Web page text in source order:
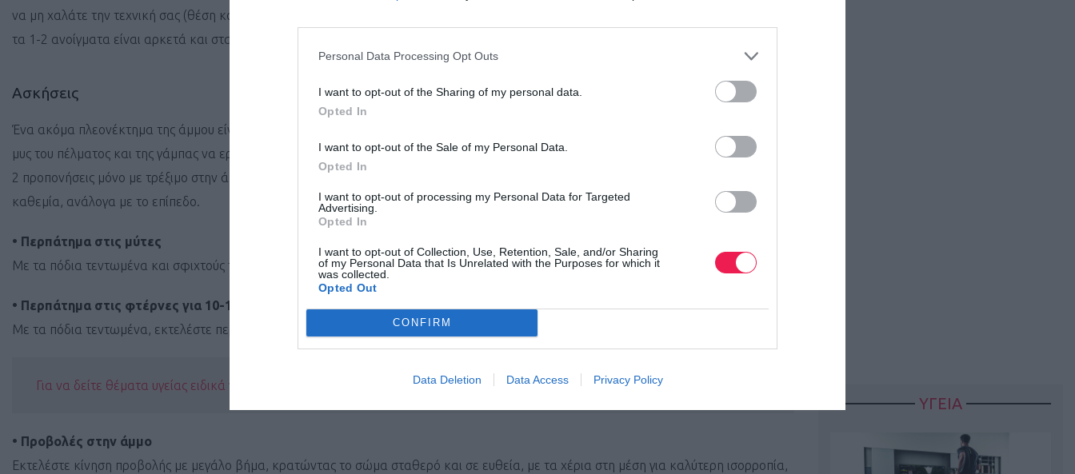
Personal Data Processing Opt Outs
I want to opt-out of the Sharing of my personal data.
Opted In
I want to opt-out of the Sale of my Personal Data.
Opted In
I want to opt-out of processing my Personal Data for Targeted
Advertising.
Opted In
I want to opt-out of Collection, Use, Retention, Sale, and/or Sharing
of my Personal Data that Is Unrelated with the Purposes for which it
was collected.
Opted Out
CONFIRM
Data Deletion Data Access Privacy Policy
να μη χαλάτε την τεχνική σας (θέση κορμού, κίνηση χεριών και ποδιών) και να ασκείτε αρκετή δύναμη με τα πόδια στο έδαφος. Για αρχή
τα 1-2 ανοίγματα είναι αρκετά και σταδιακά μπορείτε να φτάσετε έως 8 ή και 10.
Ασκήσεις
Ένα ακόμα πλεονέκτημα της άμμου είναι ότι μπορεί να αποτελέσει το ιδανικό τερέν για την εκτέλεση ασκήσεων, αφού αναγκάζει τους
μυς του πέλματος και της γάμπας να εργαστούν περισσότερο, εκτελώντας μεγαλύτερες κινήσεις. Αφού, λοιπόν, εκτελέσετε τουλάχιστον 1-
2 προπονήσεις μόνο με τρέξιμο στην άμμο, μπορείτε να προσθέσετε και ασκήσεις ενδυνάμωσης για τα πόδια. Εκτελέστε σε 2-4 σετ την
καθεμία, ανάλογα με το επίπεδο.
• Περπάτημα στις μύτες
Με τα πόδια τεντωμένα και σφιχτούς τετρακέφαλους, εκτελέστε περπάτημα, πατώντας μόνο στις μύτες των ποδιών για 10-15μ.
• Περπάτημα στις φτέρνες για 10-15μ.
Με τα πόδια τεντωμένα, εκτελέστε περπάτημα, πατώντας μόνο στις φτέρνες των ποδιών για 10-15μ.
Για να δείτε θέματα υγείας ειδικά για δρομείς πατήστε εδώ.
• Προβολές στην άμμο
Εκτελέστε κίνηση προβολής με μεγάλο βήμα, κρατώντας το σώμα σταθερό και σε ευθεία, με τα χέρια στη μέση για καλύτερη ισορροπία,
ΥΓΕΙΑ